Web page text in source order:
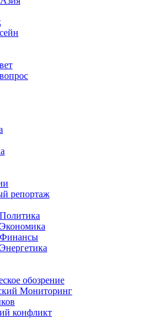
репортаж
обозрение
Мониторинг
конфликт